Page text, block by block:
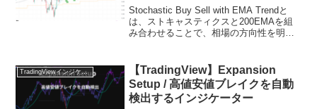
絞り込むインジケーター
Stochastic Buy Sell with EMA Trendと
は、ストキャスティクスと200EMAを組
み合わせることで、相場の方向性を明確
レーター単体...
TradingViewインジケーターおすすめ一覧
【TradingView】Expansion
Setup / 高値安値ブレイクを自動
検出するインジケーター